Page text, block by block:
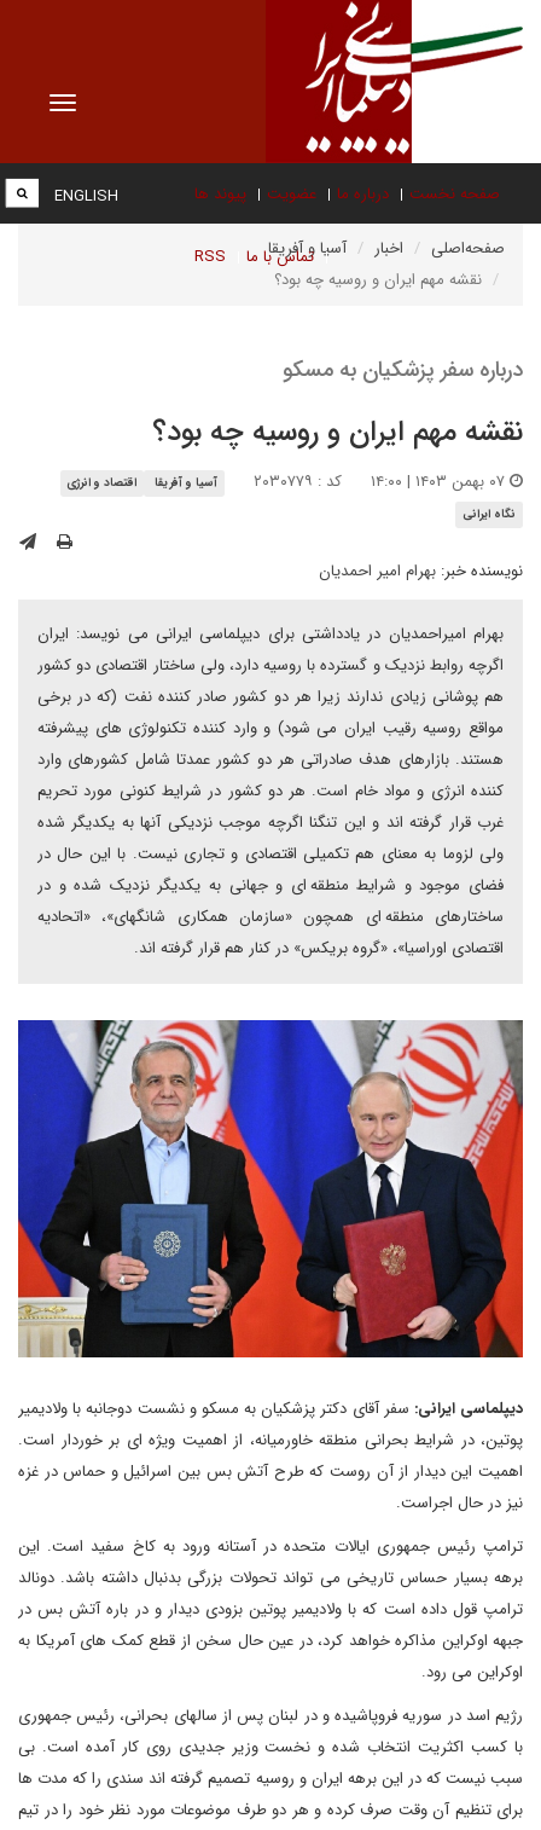
Toggle
صفحه نخست درباره ما عضویت پیوند ها
تماس با ما RSS
ENGLISH
صفحه‌اصلی اخبار
آسیا و آفریقا
نقشه مهم ایران و روسیه چه بود؟
درباره سفر پزشکیان به مسکو
نقشه مهم ایران و روسیه چه بود؟
کد : ۲۰۳۰۷۷۹ آسیا و آفریقا
اقتصاد و انرژی
نگاه ایرانی
نویسنده خبر: بهرام امیر احمدیان
بهرام امیراحمدیان در یادداشتی برای دیپلماسی ایرانی می نویسد: ایران
اگرچه روابط نزدیک و گسترده با روسیه دارد، ولی ساختار اقتصادی دو کشور
هم پوشانی زیادی ندارند زیرا هر دو کشور صادر کننده نفت (که در برخی
مواقع روسیه رقیب ایران می شود) و وارد کننده تکنولوژی های پیشرفته
هستند. بازارهای هدف صادراتی هر دو کشور عمدتا شامل کشورهای وارد
کننده انرژی و مواد خام است. هر دو کشور در شرایط کنونی مورد تحریم
غرب قرار گرفته اند و این تنگنا اگرچه موجب نزدیکی آنها به یکدیگر شده
ولی لزوما به معنای هم تکمیلی اقتصادی و تجاری نیست. با این حال در
فضای موجود و شرایط منطقه ای و جهانی به یکدیگر نزدیک شده و در
ساختارهای منطقه ای همچون «سازمان همکاری شانگهای»، «اتحادیه
اقتصادی اوراسیا»، «گروه بریکس» در کنار هم قرار گرفته اند.
دیپلماسی ایرانی: سفر آقای دکتر پزشکیان به مسکو و نشست دوجانبه با ولادیمیر
پوتین، در شرایط بحرانی منطقه خاورمیانه، از اهمیت ویژه ای بر خوردار است.
اهمیت این دیدار از آن روست که طرح آتش بس بین اسرائیل و حماس در غزه
نیز در حال اجراست.
ترامپ رئیس جمهوری ایالات متحده در آستانه ورود به کاخ سفید است. این
برهه بسیار حساس تاریخی می تواند تحولات بزرگی بدنبال داشته باشد. دونالد
ترامپ قول داده است که با ولادیمیر پوتین بزودی دیدار و در باره آتش بس در
جبهه اوکراین مذاکره خواهد کرد، در عین حال سخن از قطع کمک های آمریکا به
اوکراین می رود.
رژیم اسد در سوریه فروپاشیده و در لبنان پس از سالهای بحرانی، رئیس جمهوری
با کسب اکثریت انتخاب شده و نخست وزیر جدیدی روی کار آمده است. بی
سبب نیست که در این برهه ایران و روسیه تصمیم گرفته اند سندی را که مدت ها
برای تنظیم آن وقت صرف کرده و هر دو طرف موضوعات مورد نظر خود را در تیم